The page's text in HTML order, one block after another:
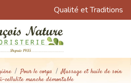
Qualité et Traditions
Pour le corps
Massage et huile de soin
cellulite manche démontable